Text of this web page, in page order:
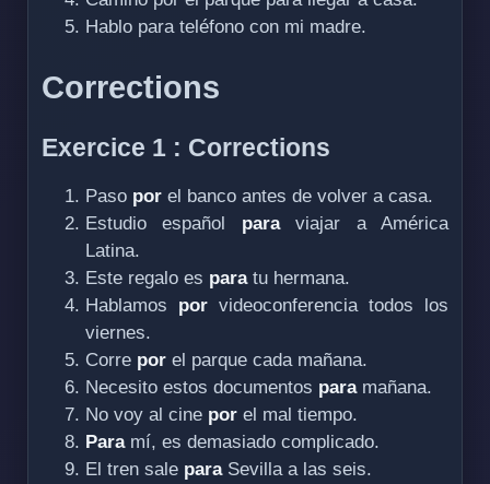
Hablo para teléfono con mi madre.
Corrections
Exercice 1 : Corrections
Paso por el banco antes de volver a casa.
Estudio español paraviajar a América
Latina.
Este regalo es paratu hermana.
Hablamos por videoconferencia todos los
viernes.
Corre por el parque cada mañana.
Necesito estos documentos paramañana.
No voy al cine por el mal tiempo.
Paramí, es demasiado complicado.
El tren sale paraSevilla a las seis.